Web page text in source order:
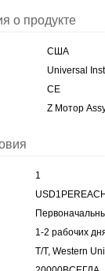
о продукте
США
Universal
CE
Z Мотор
1
1-2 рабочих
T/T, Western